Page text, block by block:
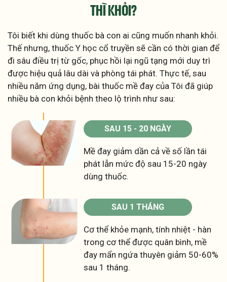
THÌ KHỎI?
Tôi biết khi dùng thuốc bà con ai cũng muốn nhanh khỏi.
Thế nhưng, thuốc Y học cổ truyền sẽ cần có thời gian để
đi sâu điều trị từ gốc, phục hồi lại ngũ tạng mới duy trì
được hiệu quả lâu dài và phòng tái phát. Thực tế, sau
nhiều năm ứng dụng, bài thuốc mề đay của Tôi đã giúp
nhiều bà con khỏi bệnh theo lộ trình như sau:
SAU 15 - 20 NGÀY
Mề đay giảm dần cả về số lần tái
phát lẫn mức độ sau 15-20 ngày
dùng thuốc.
SAU 1 THÁNG
Cơ thể khỏe mạnh, tính nhiệt - hàn
trong cơ thể được quân bình, mề
đay mẩn ngứa thuyên giảm 50-60%
sau 1 tháng.